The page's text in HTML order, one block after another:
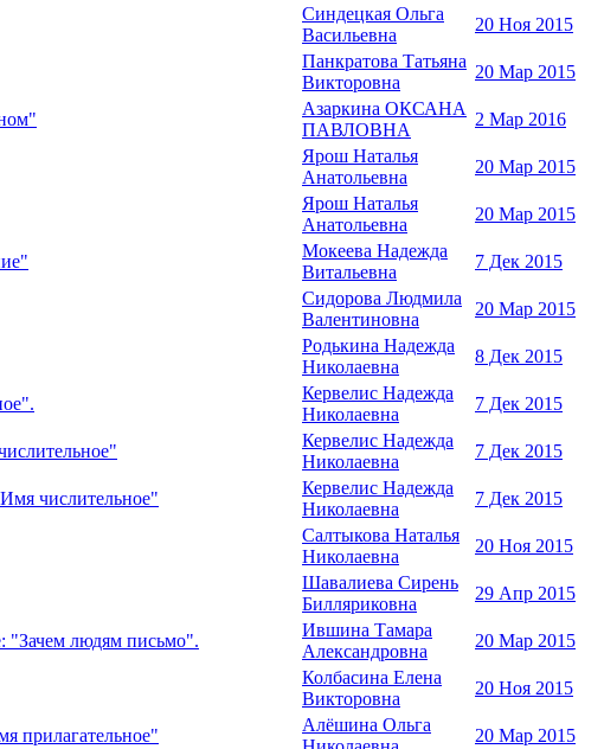
Синдецкая Ольга
Васильевна
20 Ноя 2015
Панкратова Татьяна
Викторовна
20 Мар 2015
Азаркина ОКСАНА
ПАВЛОВНА
2 Мар 2016
Ярош Наталья
Анатольевна
20 Мар 2015
Ярош Наталья
Анатольевна
20 Мар 2015
Мокеева Надежда
Витальевна
7 Дек 2015
Сидорова Людмила
Валентиновна
20 Мар 2015
Родькина Надежда
Николаевна
8 Дек 2015
Кервелис Надежда
Николаевна
7 Дек 2015
Кервелис Надежда
Николаевна
7 Дек 2015
числительное"
Кервелис Надежда
Николаевна
7 Дек 2015
Салтыкова Наталья
Николаевна
20 Ноя 2015
Шавалиева Сирень
Билляриковна
29 Апр 2015
"Зачем людям письмо".
Ившина Тамара
Александровна
20 Мар 2015
Колбасина Елена
Викторовна
20 Ноя 2015
прилагательное"
Алёшина Ольга
20 Мар 2015